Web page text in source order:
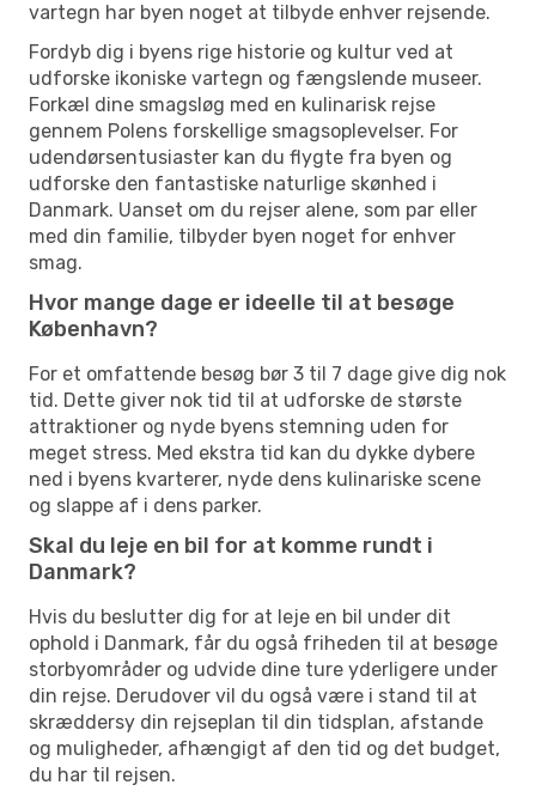
vartegn har byen noget at tilbyde enhver rejsende.
Fordyb dig i byens rige historie og kultur ved at
udforske ikoniske vartegn og fængslende museer.
Forkæl dine smagsløg med en kulinarisk rejse
gennem Polens forskellige smagsoplevelser. For
udendørsentusiaster kan du flygte fra byen og
udforske den fantastiske naturlige skønhed i
Danmark. Uanset om du rejser alene, som par eller
med din familie, tilbyder byen noget for enhver
smag.
Hvor mange dage er ideelle til at besøge
København?
For et omfattende besøg bør 3 til 7 dage give dig nok
tid. Dette giver nok tid til at udforske de største
attraktioner og nyde byens stemning uden for
meget stress. Med ekstra tid kan du dykke dybere
ned i byens kvarterer, nyde dens kulinariske scene
og slappe af i dens parker.
Skal du leje en bil for at komme rundt i
Danmark?
Hvis du beslutter dig for at leje en bil under dit
ophold i Danmark, får du også friheden til at besøge
storbyområder og udvide dine ture yderligere under
din rejse. Derudover vil du også være i stand til at
skræddersy din rejseplan til din tidsplan, afstande
og muligheder, afhængigt af den tid og det budget,
du har til rejsen.